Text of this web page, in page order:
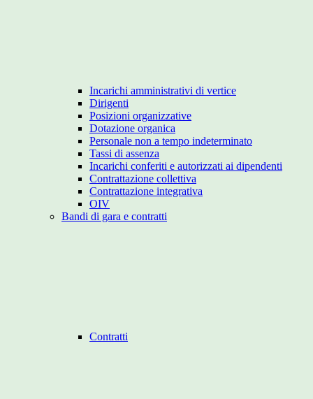
Incarichi amministrativi di vertice
Dirigenti
Posizioni organizzative
Dotazione organica
Personale non a tempo indeterminato
Tassi di assenza
Incarichi conferiti e autorizzati ai dipendenti
Contrattazione collettiva
Contrattazione integrativa
OIV
Bandi di gara e contratti
Contratti